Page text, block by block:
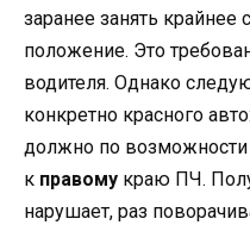
заранее занять крайнее
положение. Это
водителя. Однако
конкретно красного
должно по возможности
к правому краю ПЧ.
нарушает, раз